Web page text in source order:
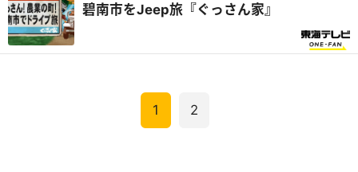
碧南市をJeep旅『ぐっさん家』
1 2